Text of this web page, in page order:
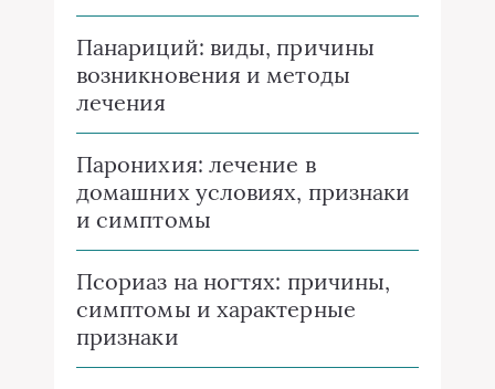
Панариций: виды, причины
возникновения и методы
лечения
Паронихия: лечение в
домашних условиях, признаки
и симптомы
Псориаз на ногтях: причины,
симптомы и характерные
признаки